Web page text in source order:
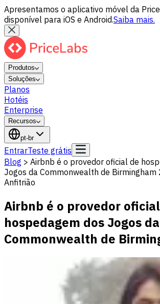
Apresentamos o aplicativo móvel da
disponível para iOS e Android.Saiba mais.
Produtos
Soluções
Planos
Hotéis
Enterprise
Recursos
pt-br
EntrarTeste grátis
Blog > Airbnb é o provedor oficial de
Jogos da Commonwealth de Birmingham
Anfitrião
Airbnb é o provedor
hospedagem dos Jogos da
Commonwealth de